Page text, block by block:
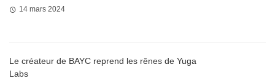
14 mars 2024
Le créateur de BAYC reprend les rênes de Yuga
Labs